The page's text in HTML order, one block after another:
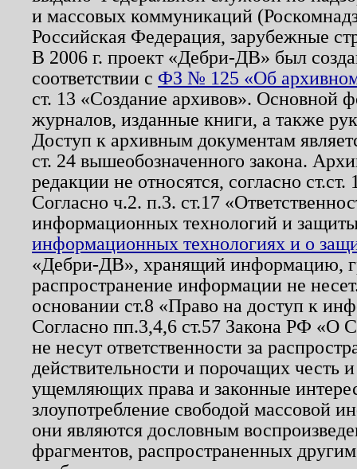
и массовых коммуникаций
Российская Федерация, зарубежные
В 2006 г. проект «Дебри-ДВ» был
соответствии с ФЗ № 125 «Об
ст. 13 «Создание архивов». Основной
журналов, изданные книги, а также
Доступ к архивным документам
ст. 24 вышеобозначенного закона.
редакции не относятся, согласно
Согласно ч.2. п.3. ст.17
информационных технологий и
информационных технологиях и о
«Дебри-ДВ», хранящий информацию,
распространение информации не
основании ст.8 «Право на доступ к
Согласно пп.3,4,6 ст.57 Закона РФ «О
не несут ответственности за
действительности и порочащих честь
ущемляющих права и законные
злоупотребление свободой массовой
они являются дословным
фрагментов, распространенных